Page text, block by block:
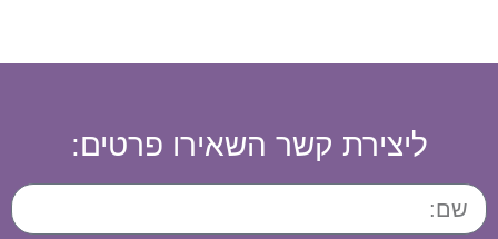
ליצירת קשר השאירו פרטים: